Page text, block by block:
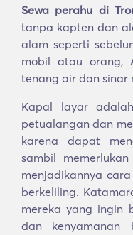
Sewa perahu di
tanpa kapten dan
alam seperti
mobil atau orang,
tenang air dan sinar
Kapal layar
petualangan dan
karena dapat
sambil
menjadikannya
berkeliling.
mereka yang ingin
dan kenyamanan